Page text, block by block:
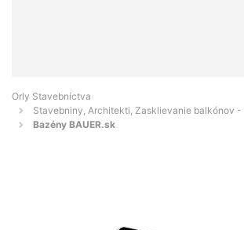
Orly Stavebníctva
Stavebniny, Architekti, Zasklievanie balkónov -
Bazény BAUER.sk